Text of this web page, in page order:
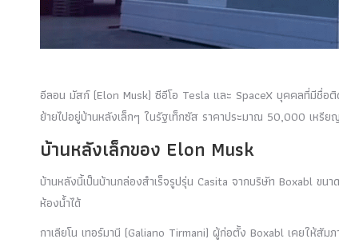
อีลอน มัสก์ (Elon Musk) ซีอีโอ Tesla และ SpaceX บุคคลที่มีชื่อติ
ย้ายไปอยู่บ้านหลังเล็กๆ ในรัฐเท็กซัส ราคาประมาณ 50,000 เหรียญ
บ้านหลังเล็กของ Elon Musk
บ้านหลังนี้เป็นบ้านกล่องสำเร็จรูปรุ่น Casita จากบริษัท Boxabl ข
ห้องน้ำได้
กาเลียโน เทอร์มานี (Galiano Tirmani) ผู้ก่อตั้ง Boxabl เคยให้สั